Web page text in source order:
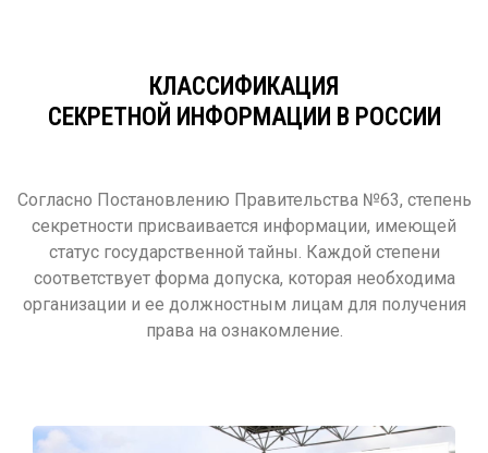
КЛАССИФИКАЦИЯ
СЕКРЕТНОЙ ИНФОРМАЦИИ В РОССИИ
Согласно Постановлению Правительства №63, степень
секретности присваивается информации, имеющей
статус государственной тайны. Каждой степени
соответствует форма допуска, которая необходима
организации и ее должностным лицам для получения
права на ознакомление.